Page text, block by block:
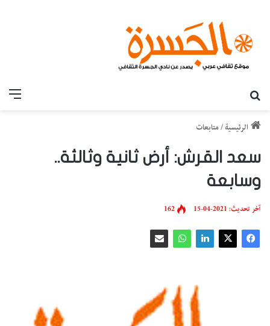
الرئيسية /متابعات
سعد القرش: أرض ثانية وثالثة..
وسابعة
آخر تحديث: 2021-04-15 162